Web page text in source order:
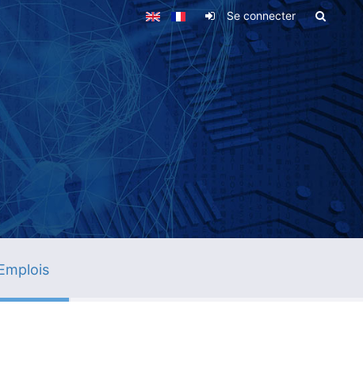
Se connecter